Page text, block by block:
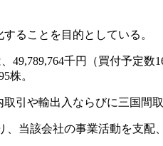
ることを目的としている。
千円（買付予定数
株。
引や輸出入ならびに三国間取
当該会社の事業活動を支配